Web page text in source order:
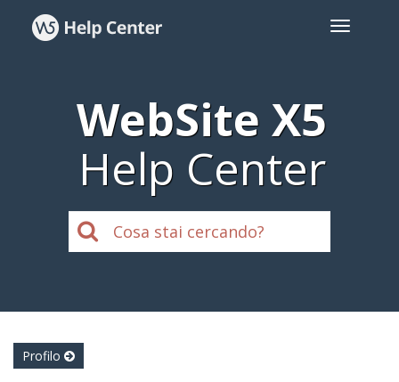
WebSite X5
Help Center
Profilo